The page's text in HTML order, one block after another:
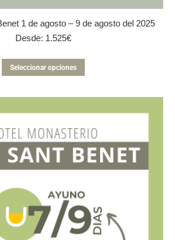
1 de agosto – 9 de agosto del 2025
Desde: 1.525€
Seleccionar opciones
producto
múltiples
variantes.
opciones
se
pueden
elegir
la
página
de
producto